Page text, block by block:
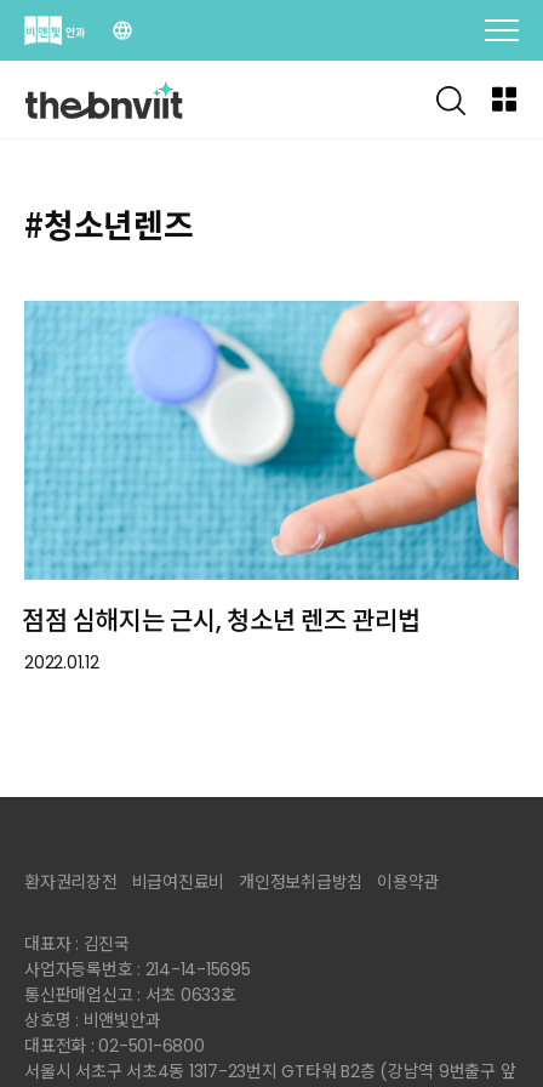
Skip
#청소년렌즈
점점 심해지는 근시, 청소년 렌즈 관리법
2022.01.12
환자권리장전 비급여진료비 개인정보취급방침 이용약관
대표자 : 김진국
사업자등록번호 : 214-14-15695
통신판매업신고 : 서초 0633호
상호명 : 비앤빛안과
대표전화 : 02-501-6800
서울시 서초구 서초4동 1317-23번지 GT타워 B2층 (강남역 9번출구 앞